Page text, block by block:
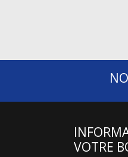
VOTRE